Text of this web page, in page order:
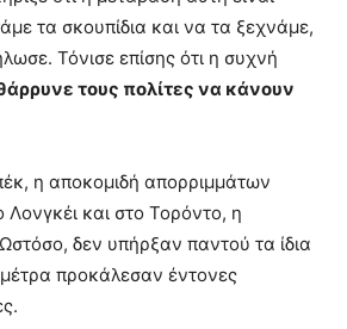
τα σκουπίδια και να τα ξεχνάμε,
Τόνισε επίσης ότι η συχνή
τους πολίτες να κάνουν
η αποκομιδή απορριμμάτων
Λονγκέι και στο Τορόντο, η
δεν υπήρξαν παντού τα ίδια
προκάλεσαν έντονες